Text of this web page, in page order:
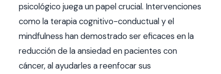
psicológico juega un papel crucial. Intervenciones
como la terapia cognitivo-conductual y el
mindfulness han demostrado ser eficaces en la
reducción de la ansiedad en pacientes con
cáncer, al ayudarles a reenfocar sus